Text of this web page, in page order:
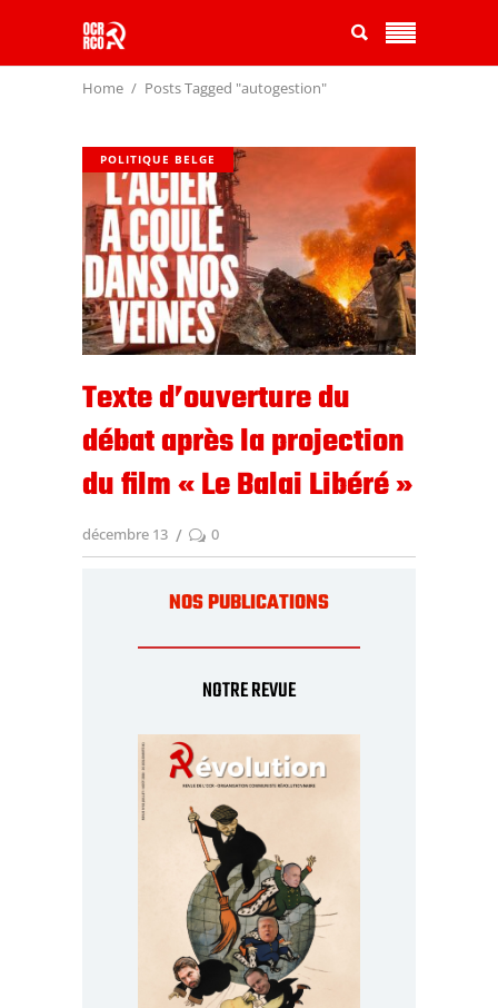
Home Posts Tagged "autogestion"
POLITIQUE BELGE
Texte d’ouverture du
débat après la projection
du film « Le Balai Libéré »
décembre 13 0
NOS PUBLICATIONS
NOTRE REVUE